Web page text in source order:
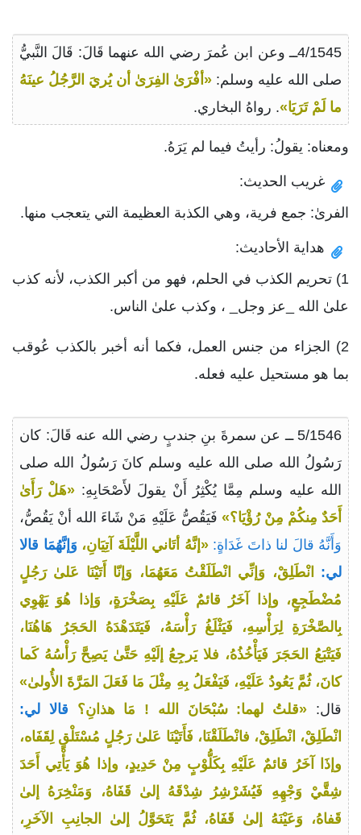
4/1545ــ وعن ابن عُمرَ رضي الله عنهما قَالَ: قَالَ النَّبيُّ
صلى الله عليه وسلم: «أفْرَىٰ الفِرَىٰ أن يُريَ الرَّجُلُ عينَهُ
ما لَمْ تَرَيَا». رواهُ البخاري.
ومعناه: يقولُ: رأيتُ فيما لم يَرَهُ.
غريب الحديث:
الفرىٰ: جمع فرية، وهي الكذبة العظيمة التي يتعجب منها.
هداية الأحاديث:
1) تحريم الكذب في الحلم، فهو من أكبر الكذب، لأنه كذب
علىٰ الله _عز وجل_ ، وكذب علىٰ الناس.
2) الجزاء من جنس العمل، فكما أنه أخبر بالكذب عُوقب
بما هو مستحيل عليه فعله.
5/1546 ــ عن سمرةَ بنِ جندبٍ رضي الله عنه قَالَ: كان
رَسُولُ الله صلى الله عليه وسلم كانَ رَسُولُ الله صلى
الله عليه وسلم مِمَّا يُكْثِرُ أَنْ يقولَ لأَصْحَابِهِ: «هَلْ رَأَىٰ
أَحَدٌ مِنكُمْ مِنْ رُؤْيَا؟» فَيَقُصُّ عَلَيْهِ مَنْ شَاءَ الله أنْ يَقُصُّ،
وَأَنَّهُ قالَ لنا ذاتَ غَدَاةٍ: «إنَّهُ أتَاني اللَّيْلَةَ آتِيَانِ، وَإنَّهُمَا قالا
لي: انْطَلِقْ، وَإنِّي انْطَلَقْتُ مَعَهُمَا، وَإنّا أَتَيْنَا عَلىٰ رَجُلٍ
مُضْطَجِعٍ، وإذا آخَرُ قائمٌ عَلَيْهِ بِصَخْرَةٍ، وَإذا هُوَ يَهْوِي
بِالصَّخْرَةِ لِرَأْسِهِ، فَيَثْلَغُ رَأْسَهُ، فَيَتَدَهْدَهُ الحَجَرُ هَاهُنَا،
فَيَتْبَعُ الحَجَرَ فَيَأْخُذُهُ، فلا يَرجِعُ إلَيْهِ حَتَّىٰ يَصِحَّ رَأْسُهُ كَما
كانَ، ثُمَّ يَعُودُ عَلَيْهِ، فَيَفْعَلُ بِهِ مِثْلَ مَا فَعَلَ المَرَّةَ الأُولىٰ»
قال: «قلتُ لهما: سُبْحَانَ الله ! مَا هذانِ؟ قالا لي:
انْطَلِقْ، انْطَلِقْ، فانْطَلَقْنَا، فَأَتَيْنَا عَلىٰ رَجُلٍ مُسْتَلْقٍ لِقَفَاه،
وإذَا آخَرُ قائمٌ عَلَيْهِ بِكَلُّوْبٍ مِنْ حَدِيدٍ، وإذا هُوَ يَأْتِي أَحَدَ
شِقَّيْ وَجْهِهِ فَيُشَرْشِرُ شِدْقَهُ إلىٰ قَفَاهُ، وَمَنْخِرَهُ إلىٰ
قَفاهُ، وَعَيْنَهُ إلىٰ قَفَاهُ، ثُمَّ يَتَحَوَّلُ إلىٰ الجانِبِ الآخَرِ،